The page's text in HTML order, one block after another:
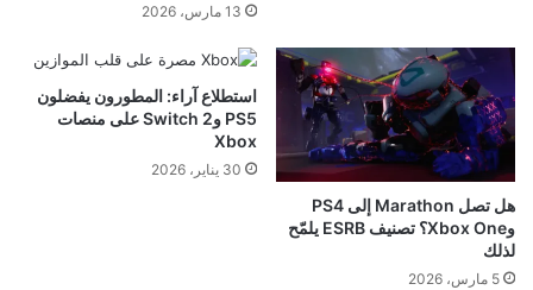
13 مارس، 2026
هل تصل Marathon إلى PS4
وXbox One؟ تصنيف ESRB يلمّح
لذلك
5 مارس، 2026
استطلاع آراء: المطورون يفضلون
PS5 وSwitch 2 على منصات
Xbox
30 يناير، 2026